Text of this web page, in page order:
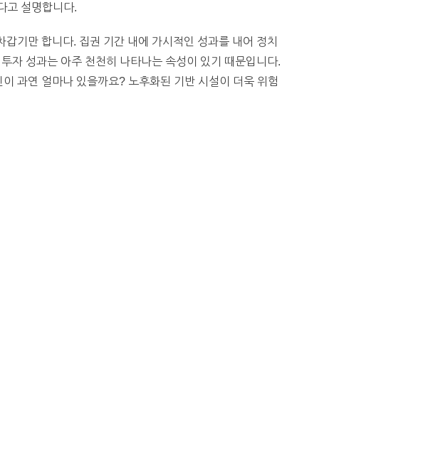
고 설명합니다.
기만 합니다. 집권 기간 내에 가시적인 성과를 내어 정치
자 성과는 아주 천천히 나타나는 속성이 있기 때문입니다.
과연 얼마나 있을까요? 노후화된 기반 시설이 더욱 위험